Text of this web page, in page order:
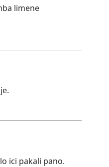
limene
ici pakali pano.